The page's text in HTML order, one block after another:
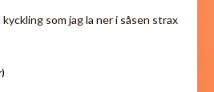
som jag la ner i såsen strax